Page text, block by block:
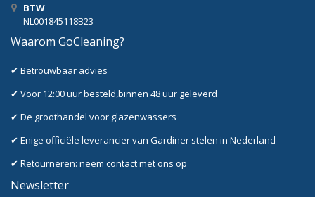
BTW
NL001845118B23
Waarom GoCleaning?
✔ Betrouwbaar advies
✔ Voor 12:00 uur besteld,binnen 48 uur geleverd
✔ De groothandel voor glazenwassers
✔ Enige officiële leverancier van Gardiner stelen in Nederland
✔ Retourneren: neem contact met ons op
Newsletter